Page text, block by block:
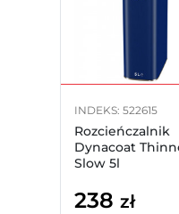
INDEKS: 522615
Rozcieńczalnik
Dynacoat
Slow 5l
238 zł